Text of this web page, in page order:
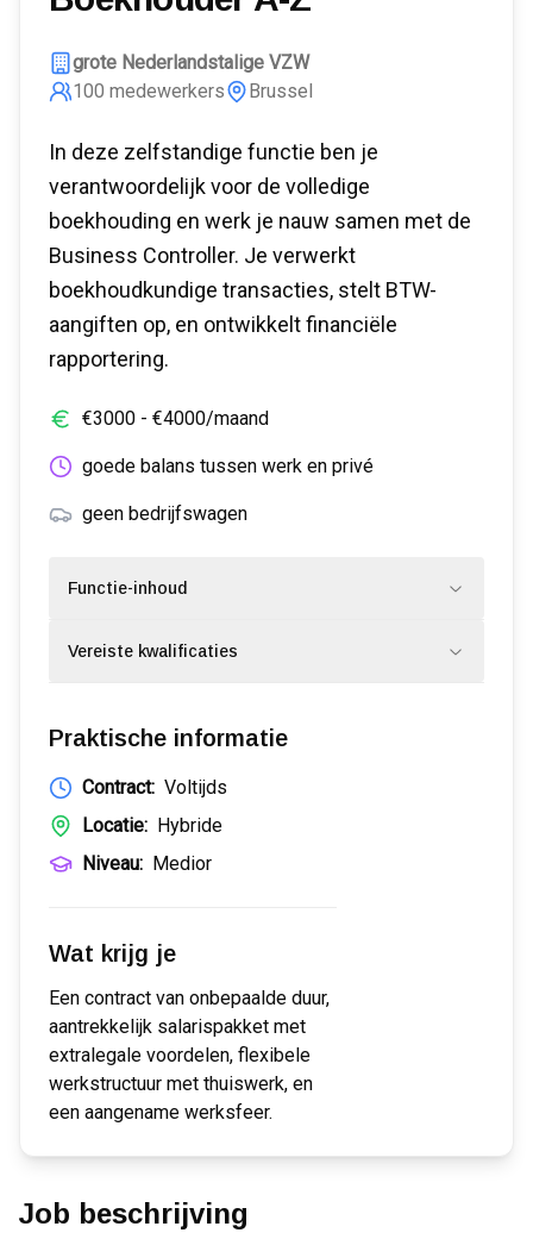
grote Nederlandstalige VZW
100 medewerkers Brussel
In deze zelfstandige functie ben je
verantwoordelijk voor de volledige
boekhouding en werk je nauw samen met de
Business Controller. Je verwerkt
boekhoudkundige transacties, stelt BTW-
aangiften op, en ontwikkelt financiële
rapportering.
€3000 - €4000/maand
goede balans tussen werk en privé
geen bedrijfswagen
Functie-inhoud
Vereiste kwalificaties
Praktische informatie
Contract: Voltijds
Locatie: Hybride
Niveau: Medior
Wat krijg je
Een contract van onbepaalde duur,
aantrekkelijk salarispakket met
extralegale voordelen, flexibele
werkstructuur met thuiswerk, en
een aangename werksfeer.
Job beschrijving